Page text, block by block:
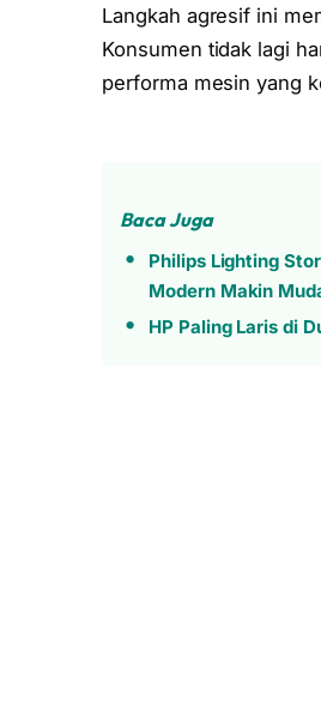
Langkah agresif ini
Konsumen tidak lagi
performa mesin yang
Baca Juga
Philips Lighting
Modern Makin
HP Paling Laris di